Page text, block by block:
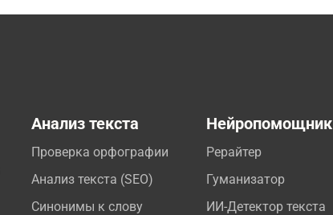
Анализ текста
Проверка орфографии
Анализ текста (SEO)
Синонимы к слову
Нейропомощник
Рерайтер
Гуманизатор
ИИ-Детектор текста